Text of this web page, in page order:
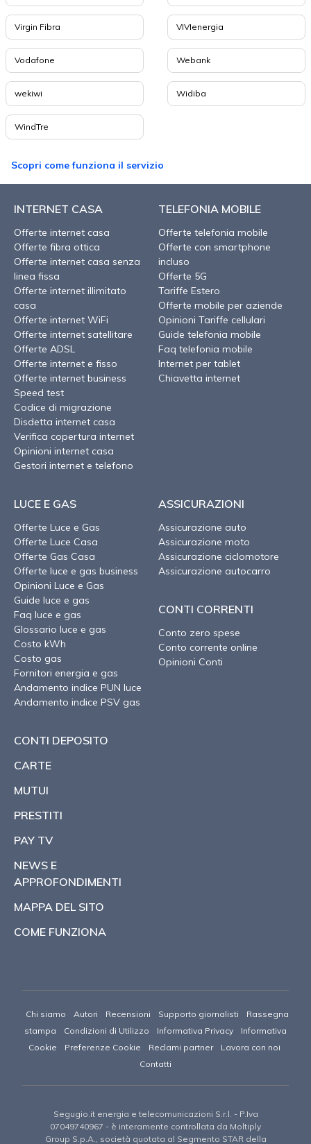
Virgin Fibra VIVIenergia
Vodafone Webank
wekiwi Widiba
WindTre
Scopri come funziona il servizio
INTERNET CASA
Offerte internet casa
Offerte fibra ottica
Offerte internet casa senza
linea fissa
Offerte internet illimitato
casa
Offerte internet WiFi
Offerte internet satellitare
Offerte ADSL
Offerte internet e fisso
Offerte internet business
Speed test
Codice di migrazione
Disdetta internet casa
Verifica copertura internet
Opinioni internet casa
Gestori internet e telefono
TELEFONIA MOBILE
Offerte telefonia mobile
Offerte con smartphone
incluso
Offerte 5G
Tariffe Estero
Offerte mobile per aziende
Opinioni Tariffe cellulari
Guide telefonia mobile
Faq telefonia mobile
Internet per tablet
Chiavetta internet
LUCE E GAS
Offerte Luce e Gas
Offerte Luce Casa
Offerte Gas Casa
Offerte luce e gas business
Opinioni Luce e Gas
Guide luce e gas
Faq luce e gas
Glossario luce e gas
Costo kWh
Costo gas
Fornitori energia e gas
Andamento indice PUN luce
Andamento indice PSV gas
ASSICURAZIONI
Assicurazione auto
Assicurazione moto
Assicurazione ciclomotore
Assicurazione autocarro
CONTI CORRENTI
Conto zero spese
Conto corrente online
Opinioni Conti
CONTI DEPOSITO
CARTE
MUTUI
PRESTITI
PAY TV
NEWS E
APPROFONDIMENTI
MAPPA DEL SITO
COME FUNZIONA
Chi siamo Autori Recensioni Supporto giornalisti
Rassegna
stampa
Condizioni di Utilizzo Informativa Privacy
Informativa
Cookie
Preferenze Cookie Reclami partner
Lavora con noi
Contatti
Segugio.it energia e telecomunicazioni S.r.l. - P.Iva
07049740967 - è interamente controllata da Moltiply
Group S.p.A., società quotata al Segmento STAR della